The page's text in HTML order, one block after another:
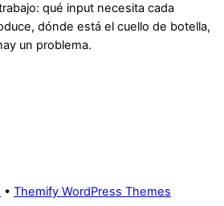
qué input necesita cada
dónde está el cuello de botella,
un problema.
• Themify WordPress Themes